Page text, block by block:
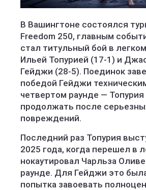
В Вашингтоне состоялся
Freedom 250, главным
стал титульный бой в
Ильей Топурией (17-1) и
Гейджи (28-5). Поединок
победой Гейджи
четвертом раунде — Топурия
продолжать после
повреждений.
Последний раз Топурия
2025 года, когда перешел в
нокаутировал Чарльза
раунде. Для Гейджи это
попытка завоевать